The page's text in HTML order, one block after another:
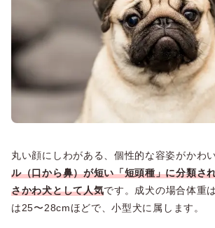
丸い顔にしわがある、個性的な容姿がかわ
ル（口から鼻）が短い「短頭種」に分類さ
さかわ犬として人気です。成犬の場合体重
は25〜28cmほどで、小型犬に属します。